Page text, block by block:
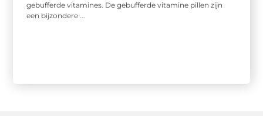
gebufferde vitamines. De gebufferde vitamine pillen zijn
een bijzondere ...